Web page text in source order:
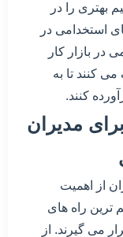
بهتری را در
استخدامی در
بازار کار
کنند تا به
کنند.
مدیران
از اهمیت
ترین راه های
می گیرند. از